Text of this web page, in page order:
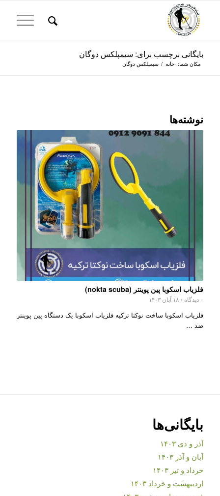
بایگانی برچسب برای: سیمپلکس دوگان
مکان شما: خانه / سیمپلکس دوگان
نوشته‌ها
فلزیاب اسکوبا پین پوینتر (nokta scuba)
۰ دیدگاه / ۱۸ آبان ۱۴۰۳
فلزیاب اسکوبا ساخت نوکتا ترکیه فلزیاب اسکوبا یک دستگاه پین پوینتر
ضد …
بایگانی‌ها
آذر و دی ۱۴۰۳
آبان و آذر ۱۴۰۳
خرداد و تیر ۱۴۰۳
اردیبهشت و خرداد ۱۴۰۳